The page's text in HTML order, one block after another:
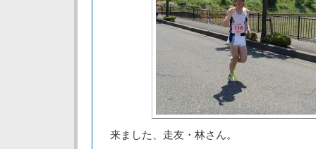
来ました、走友・林さん。